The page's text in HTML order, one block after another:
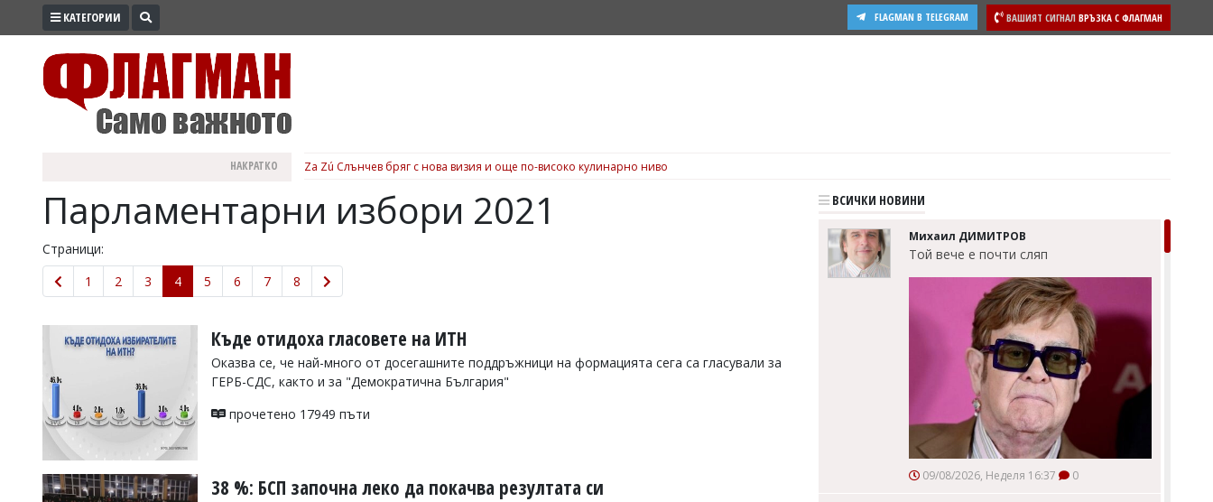
ПРОМО
КУЛТУРА
ЗДРАВЕ
ПОЛИТИКА
ОБЩИНИ
ОБЩЕСТВО
ЛАЙФСТАЙЛ
РАЗСЛЕДВАНЕ
БИЗНЕС
КАТЕГОРИИ ВАШИЯТ СИГНАЛ ВРЪЗКА С ФЛАГМАН
FLAGMAN В TELEGRAM
НАКРАТКО Za Zú Слънчев бряг с нова визия и още по-високо кулинарно ниво
Парламентарни избори 2021
Страници:
1
2 3 4 5 6 7 8
Къде отидоха гласовете на ИТН
Оказва се, че най-много от досегашните поддръжници на формацията сега са гласували за
ГЕРБ-СДС, както и за "Демократична България"
прочетено 17949 пъти
38 %: БСП започна леко да покачва резултата си
ВСИЧКИ НОВИНИ
Михаил ДИМИТРОВ
Той вече е почти сляп
09/08/2026, Неделя 16:37 0